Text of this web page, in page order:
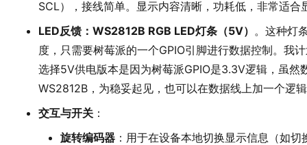
SCL），接线简单。显示内容清晰，功耗低，非常适
LED反馈：WS2812B RGB LED灯条（5V） 。这种灯
度，只需要树莓派的一个GPIO引脚进行数据控制。我
选择5V供电版本是因为树莓派GPIO是3.3V逻辑，虽
WS2812B，为稳妥起见，也可以在数据线上加一个逻
交互与开关 ：
旋转编码器 ：用于在设备本地切换显示信息（如